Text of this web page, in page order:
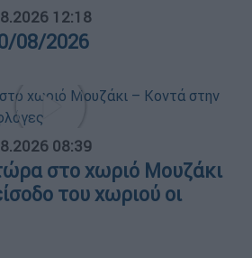
12:18
08/2026
08:39
στο χωριό Μουζάκι
του χωριού οι